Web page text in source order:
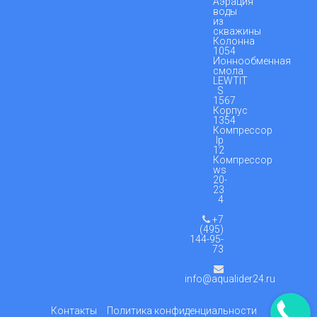
воды
из
скважины
Колонна
1054
Ионнообменная
смола
LEWTIT
S
1567
Корпус
1354
Компрессор
lp
12
Компрессор
ws
20-
23
4
+7
(495)
144-95-
73
info@aqualider24.ru
Контакты Политика конфиденциальности